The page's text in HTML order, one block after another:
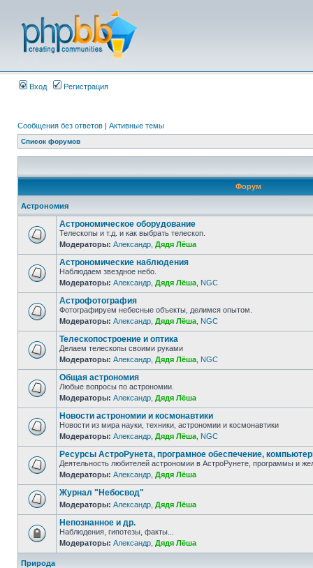
Вход Регистрация
Сообщения без ответов | Активные темы
Список форумов
Форум
Астрономия
Астрономическое оборудование
Телескопы и т.д. и как выбрать телескоп.
Модераторы: Александр Дядя Лёша
Астрономические наблюдения
Наблюдаем звездное небо.
Модераторы: Александр Дядя Лёша NGC
Астрофотография
Фотографируем небесные объекты, делимся опытом.
Модераторы: Александр Дядя Лёша NGC
Телескопостроение и оптика
Делаем телескопы своими руками
Модераторы: Александр Дядя Лёша NGC
Общая астрономия
Любые вопросы по астрономии.
Модераторы: Александр Дядя Лёша
Новости астрономии и космонавтики
Новости из мира науки, техники, астрономии и космонавтики
Модераторы: Александр Дядя Лёша NGC
Ресурсы АстроРунета, програмное обеспечение,
Деятельность любителей астрономии в АстроРунете, программы и
Модераторы: Александр Дядя Лёша
Журнал "Небосвод"
Модераторы: Александр Дядя Лёша
Непознанное и др.
Наблюдения, гипотезы, факты...
Модераторы: Александр Дядя Лёша
Природа